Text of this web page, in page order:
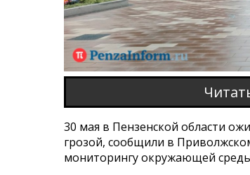
30 мая в Пензенской области
грозой, сообщили в
мониторингу окружающей